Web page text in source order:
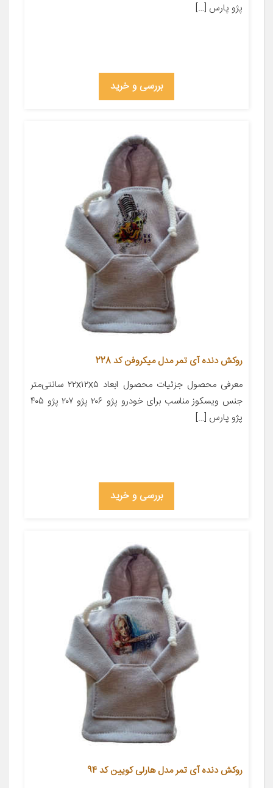
پژو پارس […]
بررسی و خرید
روکش دنده آی تمر مدل میکروفن کد 228
معرفی محصول جزئیات محصول ابعاد ۲۲x۱۲x۵ سانتی‌متر
جنس ویسکوز مناسب برای خودرو پژو ۲۰۶ پژو ۲۰۷ پژو ۴۰۵
پژو پارس […]
بررسی و خرید
روکش دنده آی تمر مدل هارلی کویین کد 94